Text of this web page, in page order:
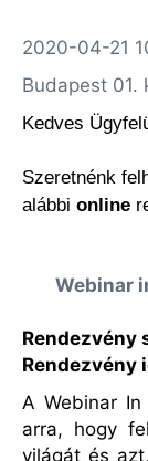
2020-04-21
Budapest 01.
Kedves
Szeretnénk
alábbi online
Webinar
Rendezvény
Rendezvény
A Webinar
arra, hogy
világát és